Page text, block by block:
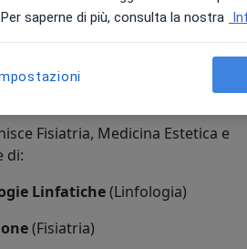
in Medicina e Chirurgia
Studi di Genova, si è
unico
Fisiatria, Medicina Estetica e
di:
Linfatiche(Linfologia)
(Fisiatria)
saperne di più, consulta la nostra